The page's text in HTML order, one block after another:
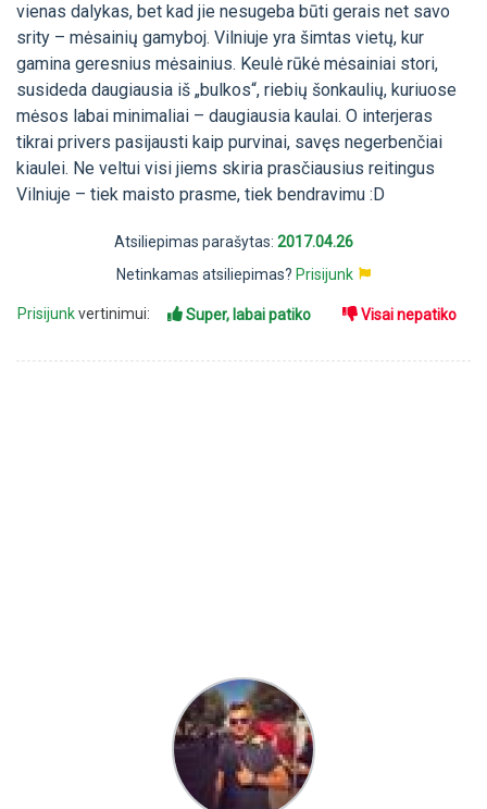
vienas dalykas, bet kad jie nesugeba būti gerais net savo
srity – mėsainių gamyboj. Vilniuje yra šimtas vietų, kur
gamina geresnius mėsainius. Keulė rūkė mėsainiai stori,
susideda daugiausia iš „bulkos“, riebių šonkaulių, kuriuose
mėsos labai minimaliai – daugiausia kaulai. O interjeras
tikrai privers pasijausti kaip purvinai, savęs negerbenčiai
kiaulei. Ne veltui visi jiems skiria prasčiausius reitingus
Vilniuje – tiek maisto prasme, tiek bendravimu :D
Atsiliepimas parašytas: 2017.04.26
Netinkamas atsiliepimas? Prisijunk
Prisijunkvertinimui: Super, labai patiko Visai nepatiko